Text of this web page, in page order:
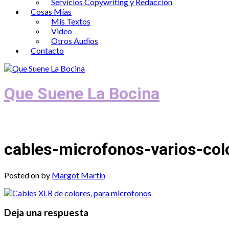
Cosas Mías
Mis Textos
Video
Otros Audios
Contacto
Que Suene La Bocina
cables-microfonos-varios-
Posted on by Margot Martín
Deja una respuesta